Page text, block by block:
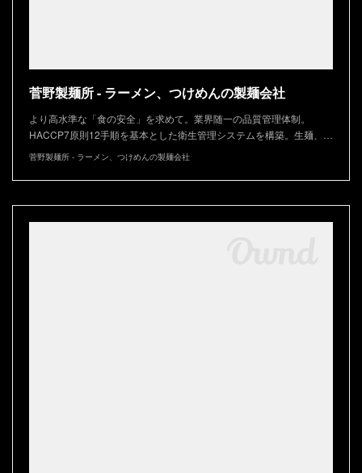
菅野製麺所 - ラーメン、つけめんの製麺会社
より高水準な「食の安全」を求めて。業界随一の品質管理体制。
HACCP7原則12手順を基本とした衛生管理システムを構築。生麺、…
菅野製麺所 - ラーメン、つけめんの製麺会社